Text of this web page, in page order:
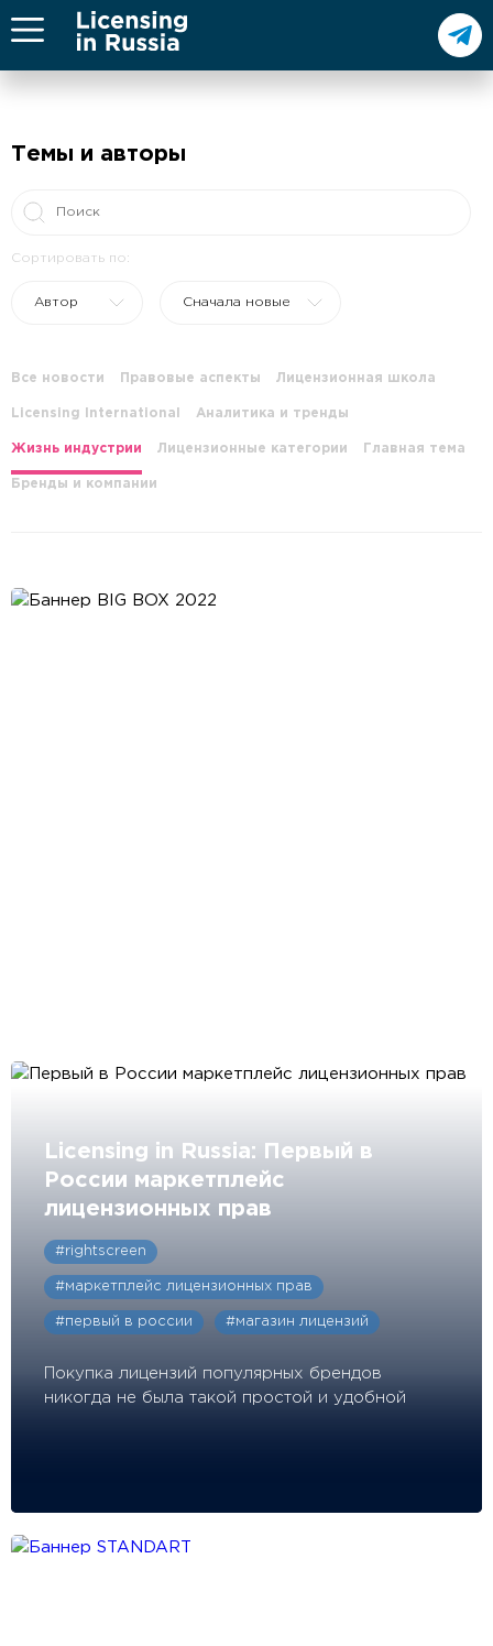
Темы и авторы
Сортировать по:
Автор Сначала новые
Все новости Правовые аспекты Лицензионная школа
Licensing International Аналитика и тренды
Жизнь индустрии Лицензионные категории Главная тема
Бренды и компании
Licensing in Russia: Первый в
России маркетплейс
лицензионных прав
#rightscreen
#маркетплейс лицензионных прав
#первый в россии #магазин лицензий
Покупка лицензий популярных брендов
никогда не была такой простой и удобной